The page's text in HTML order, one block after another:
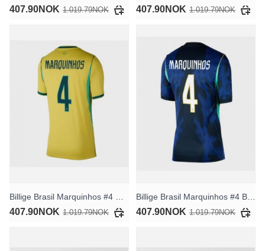
407.90NOK 1.019.79NOK 407.90NOK 1.019.79NOK
Billige Brasil Marquinhos #4 Hjemmedrakt Dame VM 2026 Kortermet
407.90NOK 1.019.79NOK
Billige Brasil Marquinhos #4 Bortedrakt Dame VM 2026 Kortermet
407.90NOK 1.019.79NOK